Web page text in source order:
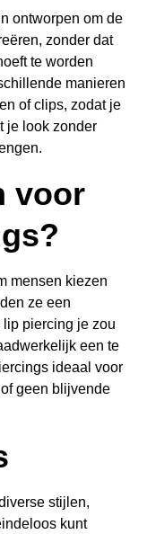
ontworpen om de
zonder dat
te worden
manieren
of clips, zodat je
je look zonder
voor
mensen kiezen
ze een
piercing je zou
een te
ideaal voor
geen blijvende
stijlen,
kunt